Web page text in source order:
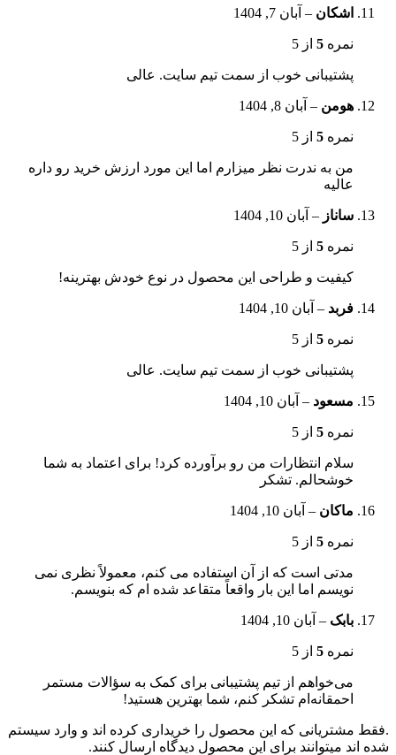
اشکان – آبان 7, 1404
نمره 5 از 5
پشتیبانی خوب از سمت تیم سایت. عالی
هومن – آبان 8, 1404
نمره 5 از 5
من به ندرت نظر میزارم اما این مورد ارزش خرید رو داره
عالیه
ساناز – آبان 10, 1404
نمره 5 از 5
کیفیت و طراحی این محصول در نوع خودش بهترینه!
فربد – آبان 10, 1404
نمره 5 از 5
پشتیبانی خوب از سمت تیم سایت. عالی
مسعود – آبان 10, 1404
نمره 5 از 5
سلام انتظارات من رو برآورده کرد! برای اعتماد به شما
خوشحالم. تشکر
ماکان – آبان 10, 1404
نمره 5 از 5
مدتی است که از آن استفاده می کنم، معمولاً نظری نمی
نویسم اما این بار واقعاً متقاعد شده ام که بنویسم.
بابک – آبان 10, 1404
نمره 5 از 5
می‌خواهم از تیم پشتیبانی برای کمک به سؤالات مستمر
احمقانه‌ام تشکر کنم، شما بهترین هستید!
.فقط مشتریانی که این محصول را خریداری کرده اند و وارد سیستم
شده اند میتوانند برای این محصول دیدگاه ارسال کنند.